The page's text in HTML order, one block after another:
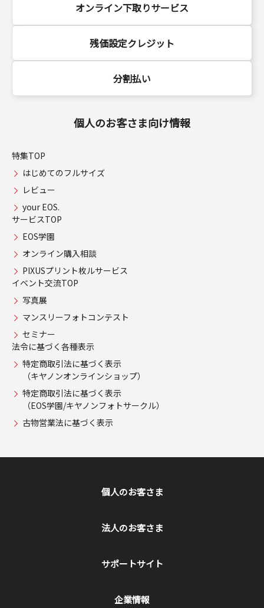
オンライン下取りサービス
残価設定クレジット
分割払い
個人のお客さま向け情報
特集TOP
はじめてのフルサイズ
レビュー
your EOS.
サービスTOP
EOS学園
オンライン購入相談
PIXUSプリント枚ルサービス
イベント交流TOP
写真展
マンスリーフォトコンテスト
セミナー
法令に基づく各種表示
特定商取引法に基づく表示
（キヤノンオンラインショップ）
特定商取引法に基づく表示
（EOS学園/キヤノンフォトサークル）
古物営業法に基づく表示
個人のお客さま
法人のお客さま
サポートサイト
企業情報